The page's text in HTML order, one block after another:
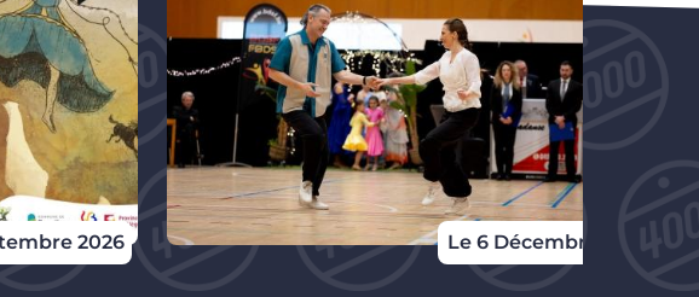
2026 Le 6 Décembre